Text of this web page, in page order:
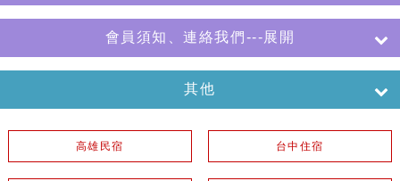
會員須知、連絡我們---展開
其他
高雄民宿 台中住宿